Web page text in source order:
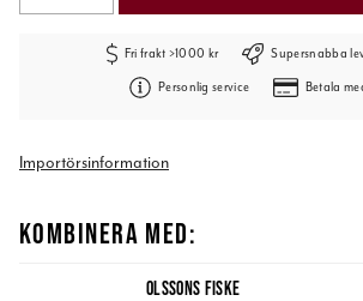
Fri frakt >1000 kr Supersnabba
Personlig service Betala
Importörsinformation
KOMBINERA MED:
OLSSONS FISKE